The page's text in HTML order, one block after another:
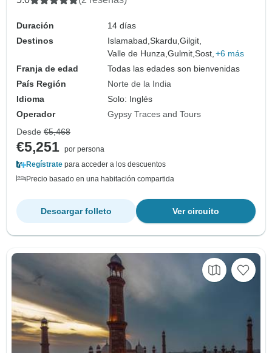
Duración
14 días
Destinos
Islamabad,Skardu,Gilgit,
Valle de Hunza,Gulmit,Sost, +6 más
Franja de edad
Todas las edades son bienvenidas
País Región
Norte de la India
Idioma
Solo: Inglés
Operador
Gypsy Traces and Tours
Desde €5,468
€5,251 por persona
Regístrate para acceder a los descuentos
Precio basado en una habitación compartida
Ver circuito
Descargar folleto